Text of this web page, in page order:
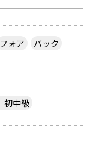
フォア
バック
初中級